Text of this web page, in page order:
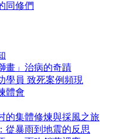
同修們
畫」治病的奇蹟
學員 致死案例頻現
體會
的集體修煉與採風之旅
從暴雨到地震的反思